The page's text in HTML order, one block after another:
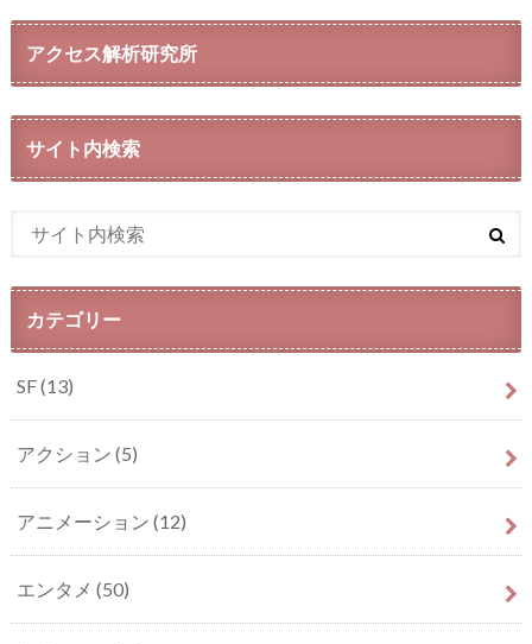
アクセス解析研究所
サイト内検索
カテゴリー
SF(13)
アクション (5)
アニメーション (12)
エンタメ (50)